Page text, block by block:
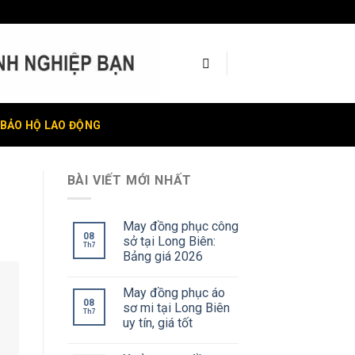
BẢO HỘ LAO ĐỘNG
BÀI VIẾT MỚI NHẤT
08
Th7
May đồng phục công
sở tại Long Biên:
Bảng giá 2026
08
Th7
May đồng phục áo
sơ mi tại Long Biên
uy tín, giá tốt